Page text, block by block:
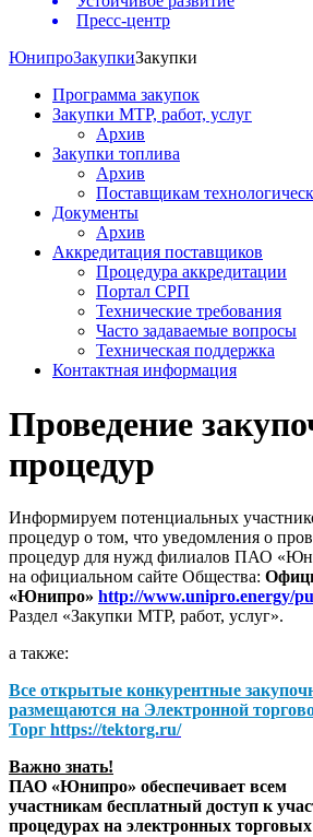
Пресс-центр
ЮнипроЗакупкиЗакупки
Программа закупок
Закупки МТР, работ, услуг
Архив
Закупки топлива
Архив
Поставщикам
Документы
Архив
Аккредитация поставщиков
Процедура аккредитации
Портал СРП
Технические требования
Часто задаваемые вопросы
Техническая поддержка
Контактная информация
Проведение
процедур
Информируем потенциальных
процедур о том, что уведомления о
процедур для нужд филиалов ПАО
на официальном сайте Общества:
«Юнипро» http://www.unipro.energy/
Раздел «Закупки МТР, работ, услуг».
а также:
Все открытые конкурентные
размещаются на Электронной
Торг https://tektorg.ru/
Важно знать!
ПАО «Юнипро» обеспечивает всем
участникам бесплатный доступ к
процедурах на электронных